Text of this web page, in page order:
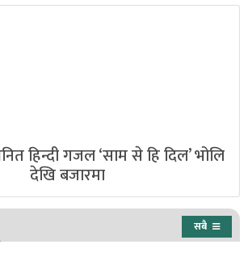
हिन्दी गजल ‘साम से हि दिल’ भोलि
देखि बजारमा
सबै